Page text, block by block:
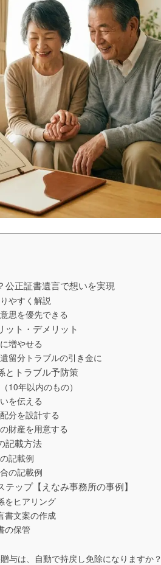
正証書遺言で想いを実現
やすく解説
思を優先できる
ット・デメリット
増やせる
留分トラブルの引き金に
とトラブル予防策
10年以内のもの）
を伝える
分を設計する
財産を用意する
記載方法
記載例
の記載例
ップ【えなみ事務所の事例】
をヒアリング
書文案の作成
の保管
与は、自動で持戻し免除になりますか？